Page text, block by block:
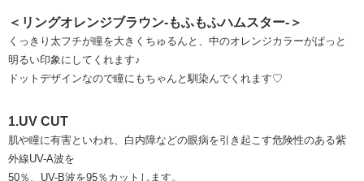
＜リングオレンジブラウン-もふもふハムスター-＞
くっきり太フチが瞳を大きくちゅるんと、中のオレンジカラーがぱっと
明るい印象にしてくれます♪
ドットデザインなので瞳にもちゃんと馴染んでくれます♡
1.UV CUT
肌や瞳に有害といわれ、白内障などの眼病を引き起こす危険性のある紫
外線UV-A波を
50％、UV-B波を95％カットします。